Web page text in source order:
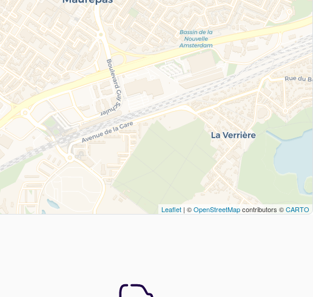
Leaflet | ©OpenStreetMapcontributors ©CARTO